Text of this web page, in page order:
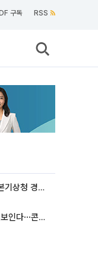
구독 RSS
태풍 '돌핀' 오키나와 접근…일본기상청 경로 업데이트
빅뱅, 20주년 기념 '새 뱅봉' 선보인다⋯콘서트 앞두고 팝업 개최